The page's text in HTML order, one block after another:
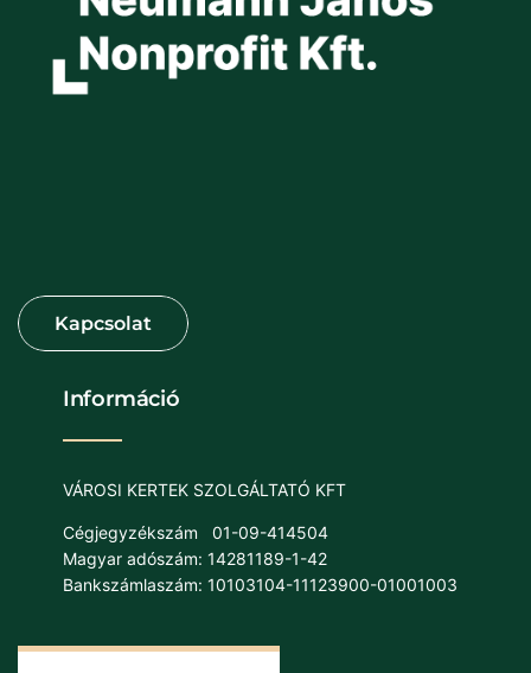
Információ
VÁROSI KERTEK SZOLGÁLTATÓ KFT
Cégjegyzékszám
01-09-414504
Magyar adószám: 14281189-1-42
Bankszámlaszám: 10103104-11123900-01001003